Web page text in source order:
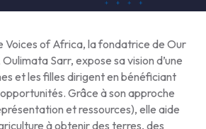
Voices of Africa, la fondatrice de Our
Sarr, expose sa vision d’une
et les filles dirigent en bénéficiant
Grâce à son approche
et ressources), elle aide
à obtenir des terres, des